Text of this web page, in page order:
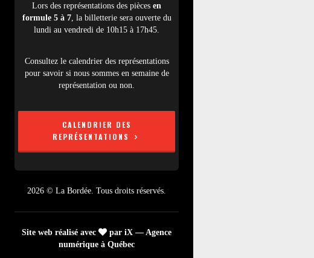
Lors des représentations des pièces en
formule 5 à 7, la billetterie sera ouverte du
lundi au vendredi de 10h15 à 17h45.
Consultez le calendrier des représentations
pour savoir si nous sommes en semaine de
représentation ou non.
CALENDRIER DES
REPRÉSENTATIONS
2026 © La Bordée. Tous droits réservés.
Site web réalisé avec
par iX — Agence
numérique à Québec